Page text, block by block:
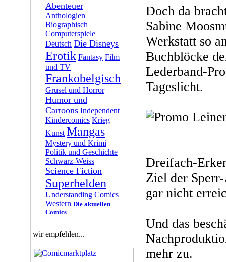
Abenteuer
Anthologien
Biographisch
Computerspiele
Deutsch Die Disneys
Erotik Fantasy Film
und TV
Frankobelgisch
Grusel und Horror
Humor und
Cartoons Independent
Kindercomics Krieg
Kunst Mangas
Mystery und Krimi
Politik und Geschichte
Schwarz-Weiss
Science Fiction
Superhelden
Understanding Comics
Western Die aktuellen
Comics
wir empfehlen...
Doch da
Sabine
Werkstatt so
Buchblöcke
Lederband-
Tageslicht.
Dreifach-
Ziel der
gar nicht
Und das
mehr zu.